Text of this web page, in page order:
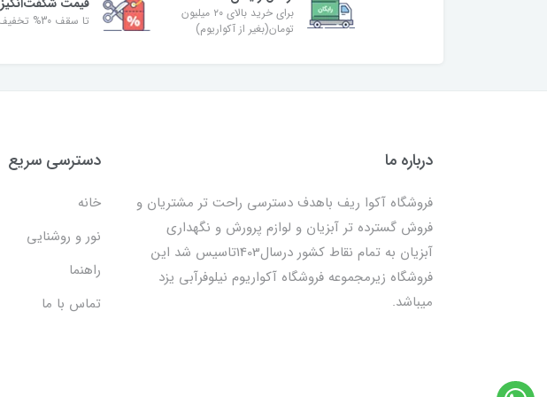
برای خرید بالای ۲۰ میلیون
تومان(بغیر از آکواریوم)
تا سقف 30% تخفیف
درباره ما
فروشگاه آکوا ریف باهدف دسترسی راحت تر مشتریان و
فروش گسترده تر آبزیان و لوازم پرورش و نگهداری
آبزیان به تمام نقاط کشور درسال1403تاسیس شد این
فروشگاه زیرمجموعه فروشگاه آکواریوم نیلوفرآبی یزد
میباشد.
دسترسی سریع
خانه
نور و روشنایی
راهنما
تماس با ما